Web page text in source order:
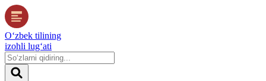
O‘zbek tilining
izohli lug‘ati